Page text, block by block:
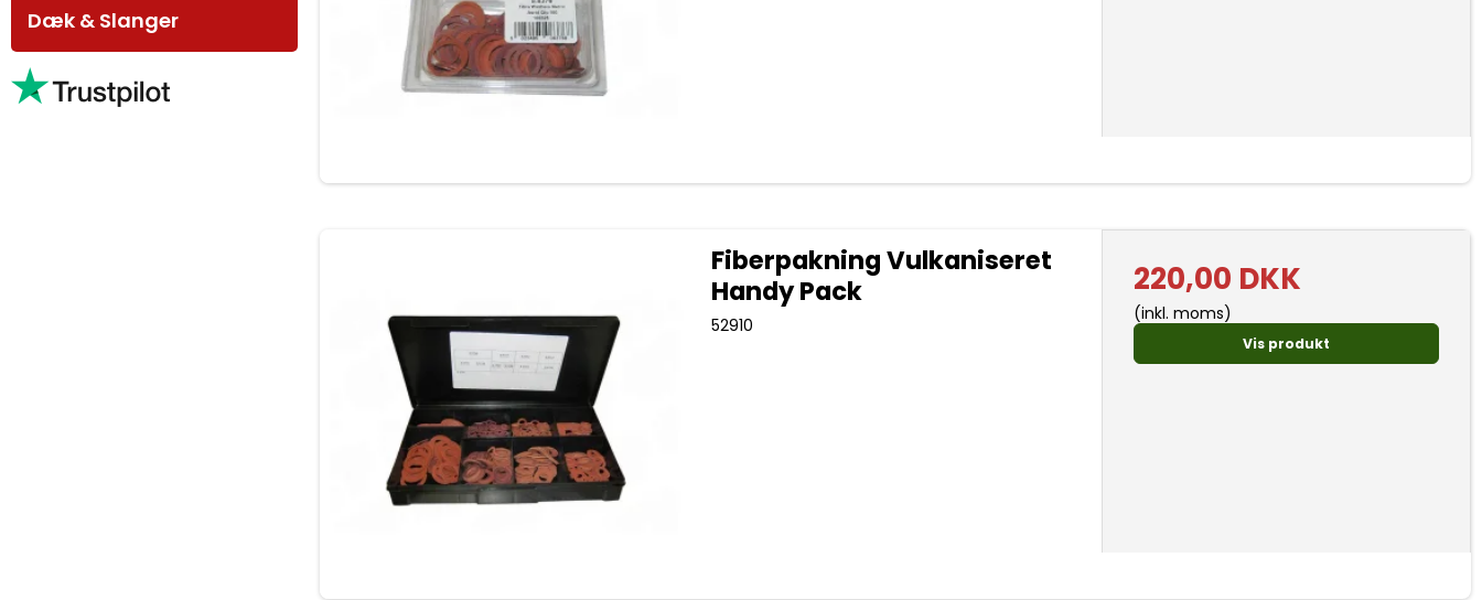
Dæk & Slanger
Fiberpakning Vulkaniseret
Handy Pack
52910
220,00 DKK
(inkl. moms)
Vis produkt